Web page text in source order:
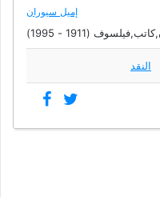
إميل سيوران
(1911 - 1995)
النقد